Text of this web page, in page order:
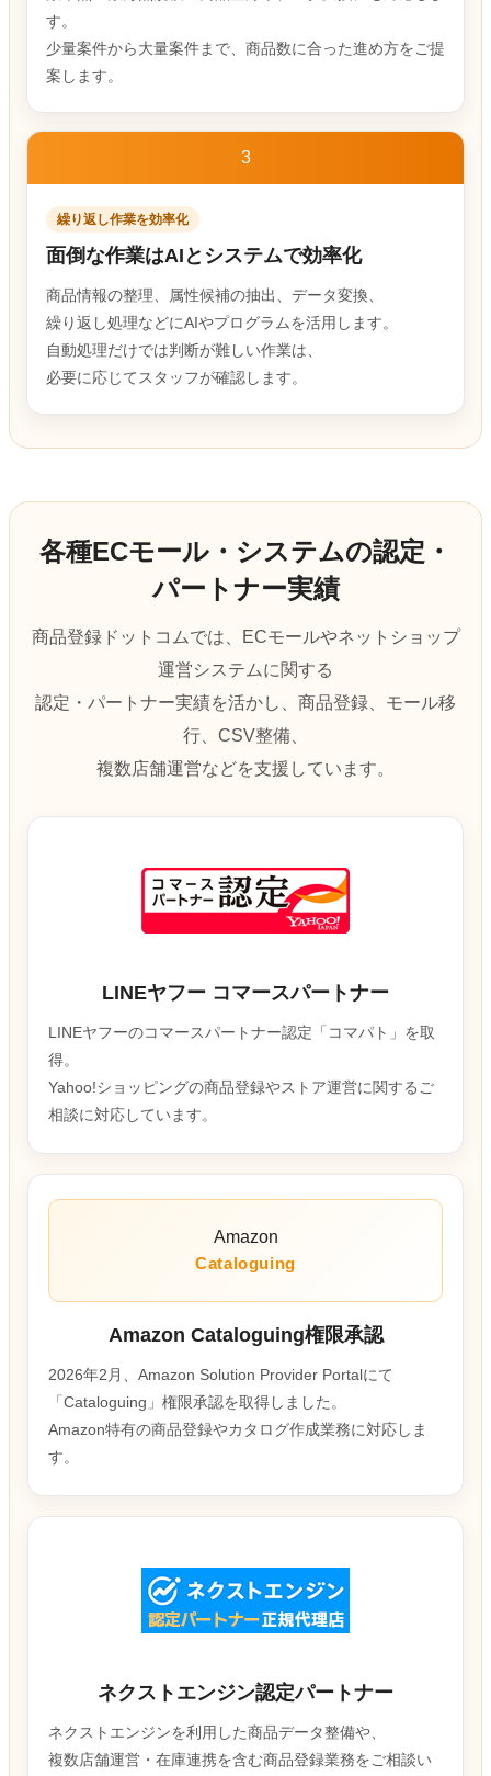
す。
少量案件から大量案件まで、商品数に合った進め方をご提
案します。
3
繰り返し作業を効率化
面倒な作業はAIとシステムで効率化
商品情報の整理、属性候補の抽出、データ変換、
繰り返し処理などにAIやプログラムを活用します。
自動処理だけでは判断が難しい作業は、
必要に応じてスタッフが確認します。
各種ECモール・システムの認定・
パートナー実績
商品登録ドットコムでは、ECモールやネットショップ
運営システムに関する
認定・パートナー実績を活かし、商品登録、モール移
行、CSV整備、
複数店舗運営などを支援しています。
LINEヤフー コマースパートナー
LINEヤフーのコマースパートナー認定「コマパト」を取
得。
Yahoo!ショッピングの商品登録やストア運営に関するご
相談に対応しています。
Amazon
Cataloguing
Amazon Cataloguing権限承認
2026年2月、Amazon Solution Provider Portalにて
「Cataloguing」権限承認を取得しました。
Amazon特有の商品登録やカタログ作成業務に対応しま
す。
ネクストエンジン認定パートナー
ネクストエンジンを利用した商品データ整備や、
複数店舗運営・在庫連携を含む商品登録業務をご相談い